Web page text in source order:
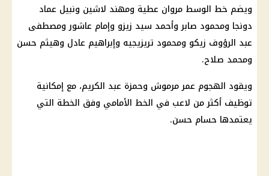
ويضم خط الوسط مروان عطية ومهند لاشين ونبيل عماد
دونجا ومحمود صابر وأحمد سيد زيزو وإمام عاشور ومصطفى
عبد الرؤوف زيكو ومحمود تريزيجيه وإبراهيم عادل وهيثم حسن
ومحمد صلاح.
ويقود الهجوم عمر مرموش وحمزة عبد الكريم، مع إمكانية
توظيف أكثر من لاعب في الخط الأمامي وفق الخطة التي
يعتمدها حسام حسن.